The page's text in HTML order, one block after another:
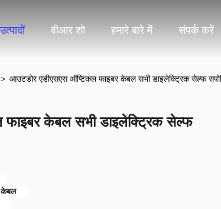
उत्पादों वीआर शो हमारे बारे में संपर्क करें
> आउटडोर एडीएसएस ऑप्टिकल फाइबर केबल सभी डाइलेक्ट्रिक सेल्फ
केबल सभी डाइलेक्ट्रिक सेल्फ
केबल